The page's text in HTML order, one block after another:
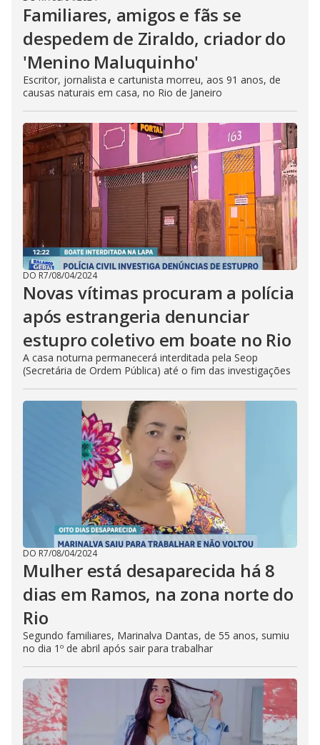
Familiares, amigos e fãs se
despedem de Ziraldo, criador do
'Menino Maluquinho'
Escritor, jornalista e cartunista morreu, aos 91 anos, de
causas naturais em casa, no Rio de Janeiro
DO R7/08/04/2024
Novas vítimas procuram a polícia
após estrangeria denunciar
estupro coletivo em boate no Rio
A casa noturna permanecerá interditada pela Seop
(Secretária de Ordem Pública) até o fim das investigações
DO R7/08/04/2024
Mulher está desaparecida há 8
dias em Ramos, na zona norte do
Rio
Segundo familiares, Marinalva Dantas, de 55 anos, sumiu
no dia 1º de abril após sair para trabalhar